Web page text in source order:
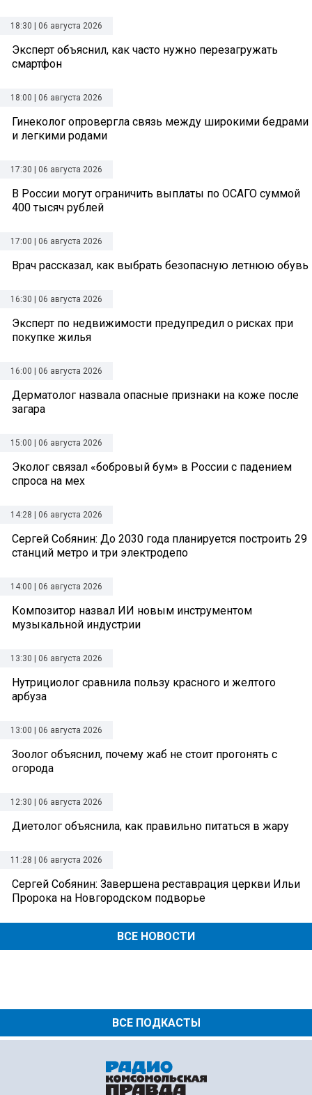
ВСЕ ПОДКАСТЫ
18:30 | 06 августа 2026
Эксперт объяснил, как часто нужно перезагружать
смартфон
18:00 | 06 августа 2026
Гинеколог опровергла связь между широкими бедрами
и легкими родами
17:30 | 06 августа 2026
В России могут ограничить выплаты по ОСАГО суммой
400 тысяч рублей
17:00 | 06 августа 2026
Врач рассказал, как выбрать безопасную летнюю обувь
16:30 | 06 августа 2026
Эксперт по недвижимости предупредил о рисках при
покупке жилья
16:00 | 06 августа 2026
Дерматолог назвала опасные признаки на коже после
загара
15:00 | 06 августа 2026
Эколог связал «бобровый бум» в России с падением
спроса на мех
14:28 | 06 августа 2026
Сергей Собянин: До 2030 года планируется построить 29
станций метро и три электродепо
14:00 | 06 августа 2026
Композитор назвал ИИ новым инструментом
музыкальной индустрии
13:30 | 06 августа 2026
Нутрициолог сравнила пользу красного и желтого
арбуза
13:00 | 06 августа 2026
Зоолог объяснил, почему жаб не стоит прогонять с
огорода
12:30 | 06 августа 2026
Диетолог объяснила, как правильно питаться в жару
11:28 | 06 августа 2026
Сергей Собянин: Завершена реставрация церкви Ильи
Пророка на Новгородском подворье
ВСЕ НОВОСТИ